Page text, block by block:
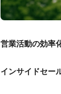
営業活動の効率
インサイドセー